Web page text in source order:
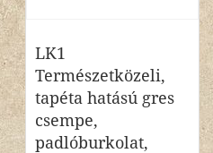
LK1
Természetközeli,
tapéta hatású gres
csempe,
padlóburkolat,